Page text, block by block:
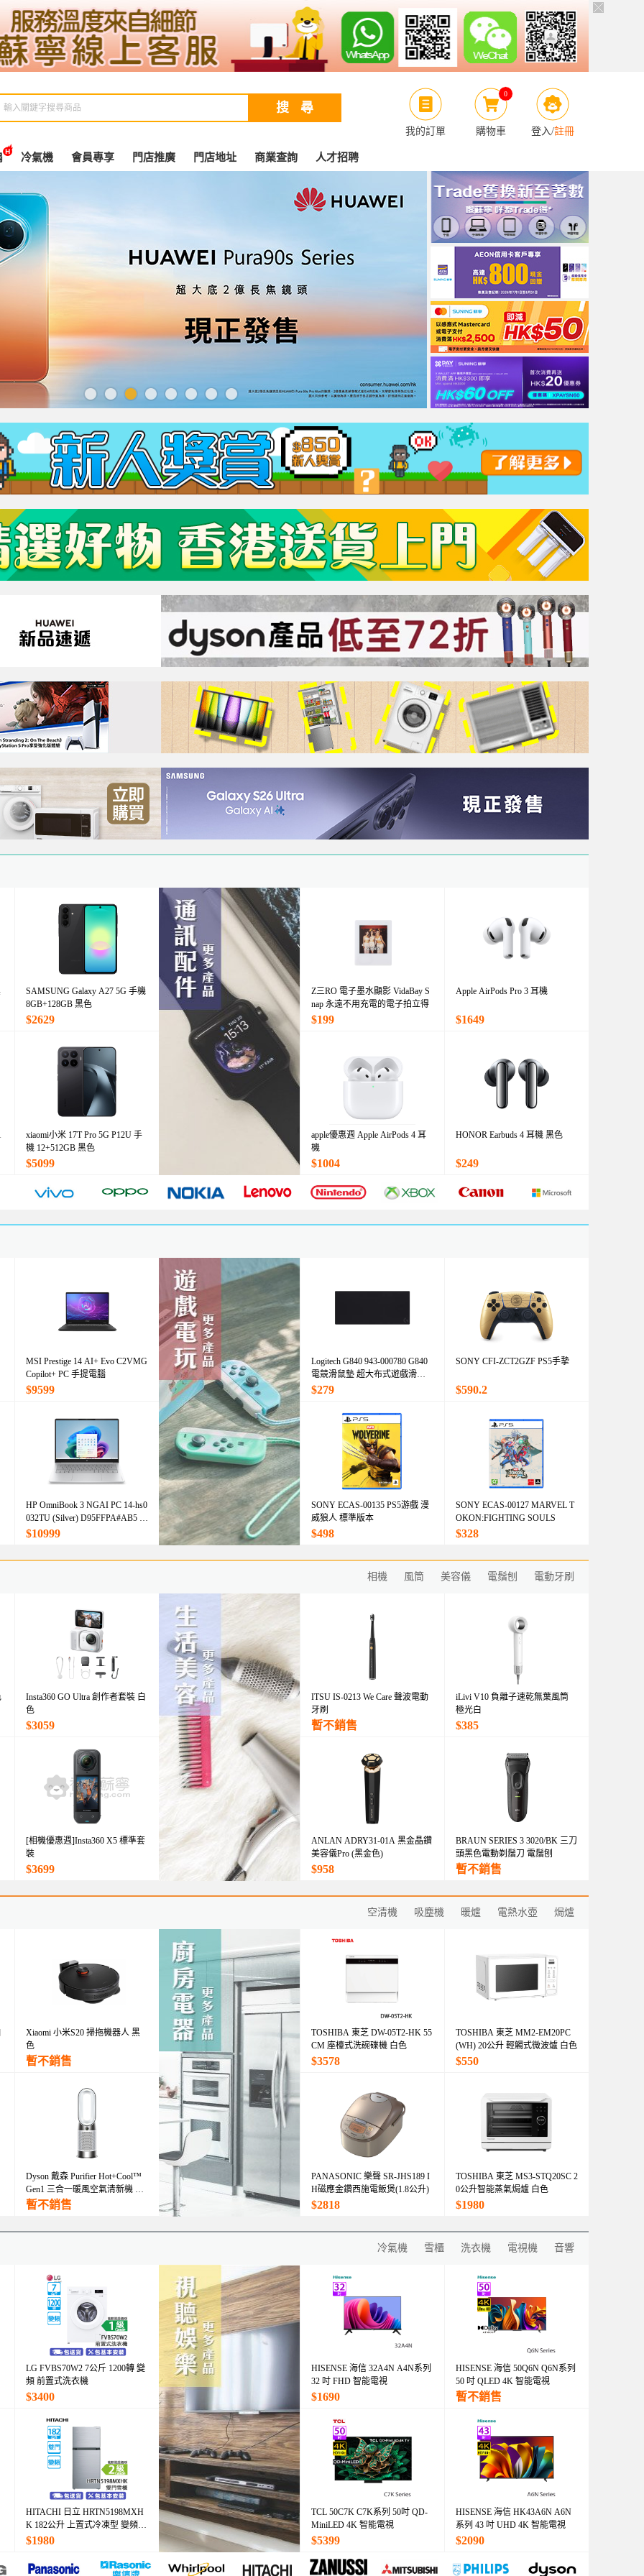
我的訂單
0
購物車 登入/註冊
冷氣機 會員專享 門店推廣 門店地址 商業查詢 人才招聘
SAMSUNG Galaxy A27 5G 手機
8GB+128GB 黑色
$2629
xiaomi小米 17T Pro 5G P12U 手
機 12+512GB 黑色
$5099
Z三RO 電子墨水顯影 VidaBay S
nap 永遠不用充電的電子拍立得
$199
Apple AirPods Pro 3 耳機
$1649
apple優惠週 Apple AirPods 4 耳
機
$1004
HONOR Earbuds 4 耳機 黑色
$249
MSI Prestige 14 AI+ Evo C2VMG
Copilot+ PC 手提電腦
$9599
HP OmniBook 3 NGAI PC 14-hs0
032TU (Silver) D95FFPA#AB5 14
吋 下一代 AI 筆記簿型電腦 銀色
$10999
Logitech G840 943-000780 G840
電競滑鼠墊 超大布式遊戲滑鼠
墊
$279
SONY CFI-ZCT2GZF PS5手摯
$590.2
SONY ECAS-00135 PS5游戲 漫
威狼人 標準版本
$498
SONY ECAS-00127 MARVEL T
OKON:FIGHTING SOULS
$328
相機 風筒 美容儀 電鬚刨 電動牙刷
Insta360 GO Ultra 創作者套裝 白
色
$3059
[相機優惠週]Insta360 X5 標準套
裝
$3699
ITSU IS-0213 We Care 聲波電動
牙刷
暫不銷售
iLivi V10 負離子速乾無葉風筒
極光白
$385
ANLAN ADRY31-01A 黑金晶鑽
美容儀Pro (黑金色)
$958
BRAUN SERIES 3 3020/BK 三刀
頭黑色電動剃鬚刀 電鬚刨
暫不銷售
空清機 吸塵機 暖爐 電熱水壺 焗爐
Xiaomi 小米S20 掃拖機器人 黑
色
暫不銷售
Dyson 戴森 Purifier Hot+Cool™
Gen1 三合一暖風空氣清新機 HP
10 (白色)
暫不銷售
TOSHIBA 東芝 DW-05T2-HK 55
CM 座檯式洗碗碟機 白色
$3578
TOSHIBA 東芝 MM2-EM20PC
(WH) 20公升 輕觸式微波爐 白色
$550
PANASONIC 樂聲 SR-JHS189 I
H磁應金鑽西施電飯煲(1.8公升)
$2818
TOSHIBA 東芝 MS3-STQ20SC 2
0公升智能蒸氣焗爐 白色
$1980
冷氣機 雪櫃 洗衣機 電視機 音響
LG FVBS70W2 7公斤 1200轉 變
頻 前置式洗衣機
$3400
HITACHI 日立 HRTN5198MXH
K 182公升 上置式冷凍型 變頻
雙門雪櫃 炫酷鋼灰
$1980
HISENSE 海信 32A4N A4N系列
32 吋 FHD 智能電視
$1690
HISENSE 海信 50Q6N Q6N系列
50 吋 QLED 4K 智能電視
暫不銷售
TCL 50C7K C7K系列 50吋 QD-
MiniLED 4K 智能電視
$5399
HISENSE 海信 HK43A6N A6N
系列 43 吋 UHD 4K 智能電視
$2090